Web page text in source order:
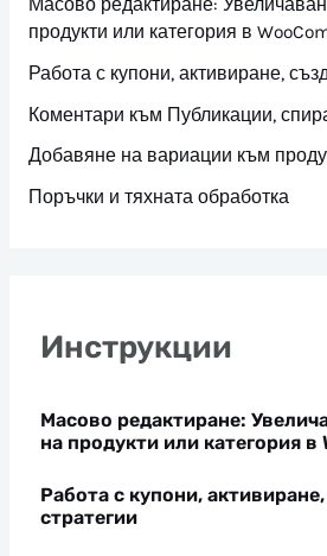
Масово редактиране:
продукти или категория в
Работа с купони, активиране,
Коментари към Публикации,
Добавяне на вариации към
Поръчки и тяхната обработка
Инструкции
Масово редактиране:
на продукти или категория в
Работа с купони,
стратегии